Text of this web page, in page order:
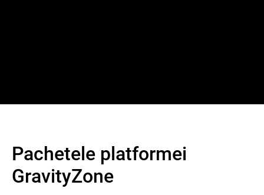
Pachetele platformei
GravityZone